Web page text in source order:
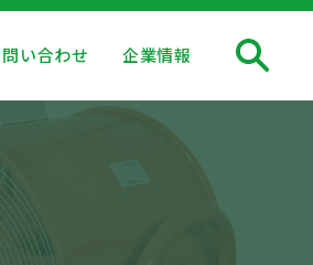
い合わせ 企業情報